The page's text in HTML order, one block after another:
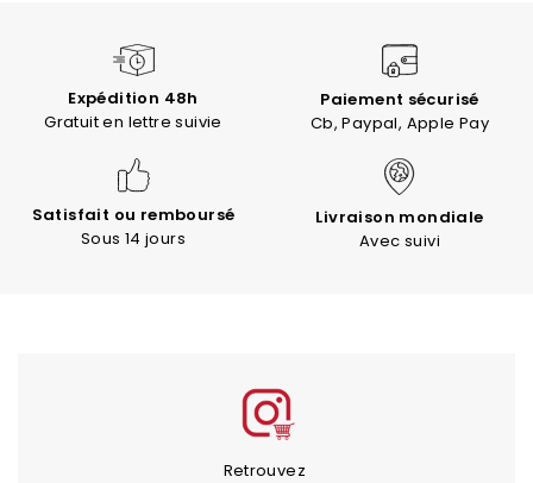
Expédition 48h
Gratuit en lettre suivie
Paiement sécurisé
Cb, Paypal, Apple Pay
Satisfait ou remboursé
Sous 14 jours
Livraison mondiale
Avec suivi
Retrouvez